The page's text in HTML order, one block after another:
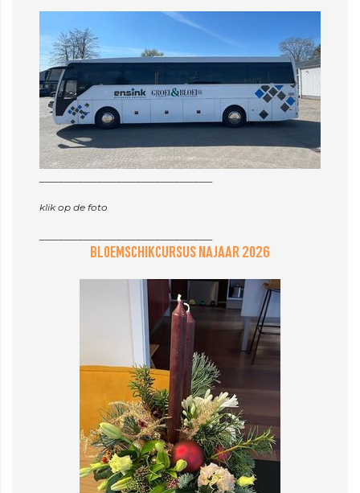
klik op de foto
BLOEMSCHIKCURSUS NAJAAR 2026